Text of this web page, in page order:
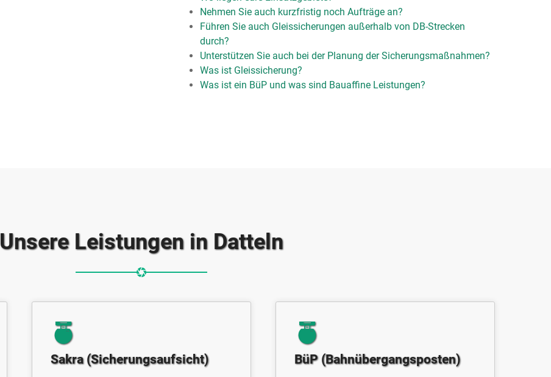
Nehmen Sie auch kurzfristig noch Aufträge an?
Führen Sie auch Gleissicherungen außerhalb von DB-Strecken
durch?
Unterstützen Sie auch bei der Planung der Sicherungsmaßnahmen?
Was ist Gleissicherung?
Was ist ein BüP und was sind Bauaffine Leistungen?
Unsere Leistungen in Datteln
Sakra (Sicherungsaufsicht) BüP (Bahnübergangsposten)